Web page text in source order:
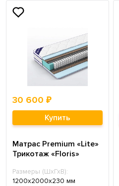
30 600 ₽
Купить
Матрас Premium «Lite»
Трикотаж «Floris»
Размеры (ШхГхВ):
1200х2000х230 мм